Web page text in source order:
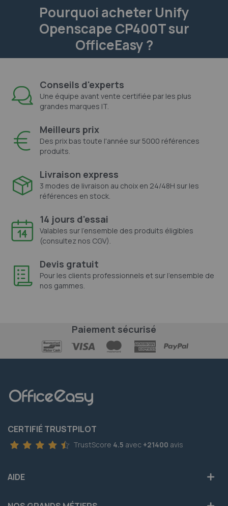
Pourquoi acheter Unify
Openscape CP400T sur
OfficeEasy ?
Conseils d'experts
Une équipe avant vente certifiée par les plus
grandes marques IT.
Meilleurs prix
Des prix bas toute l'année sur 5000 références
produits.
Livraison express
3 modes de livraison au choix en 24/48H sur les
références en stock.
14 jours d'essai
Valables sur l'ensemble des produits éligibles
(consultez nos CGV).
Devis gratuit
Pour les clients professionnels et sur l'ensemble de
nos gammes.
Paiement sécurisé
CERTIFIÉ TRUSTPILOT
TrustScore 4.5 avec +21400 avis
AIDE